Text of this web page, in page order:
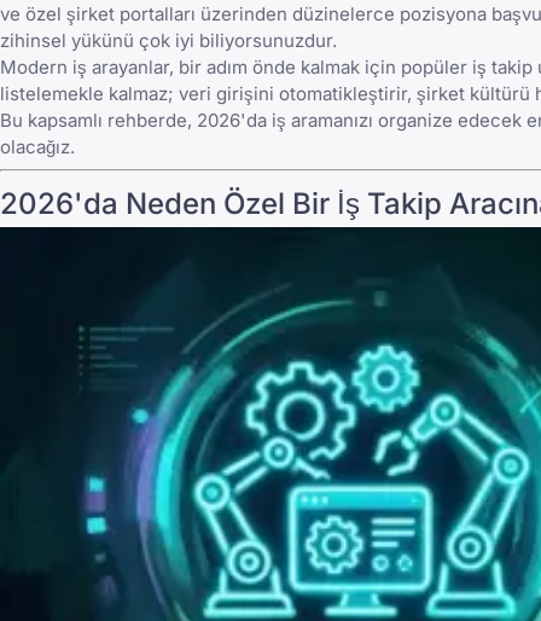
ve özel şirket portalları üzerinden düzinelerce pozisyona
zihinsel yükünü çok iyi biliyorsunuzdur.
Modern iş arayanlar, bir adım önde kalmak için popüler iş takip
listelemekle kalmaz; veri girişini otomatikleştirir, şirket kültürü
Bu kapsamlı rehberde, 2026'da iş aramanızı organize edecek
olacağız.
2026'da Neden Özel Bir İş Takip